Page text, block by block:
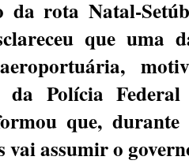
da rota Natal-
que uma
da Polícia
que, durante
vai assumir o